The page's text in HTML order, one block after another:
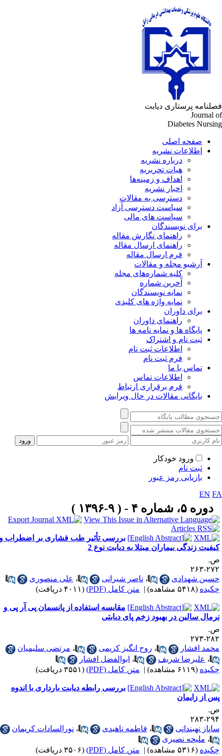
پرستاری دیابت
Journal
Diabetes
صفحه اصلی
اطلاعات نشریه
درباره نشریه
هیات تحریریه
اهداف و زمینه‌ها
اخبار نشریه
دسترسی به مقالات
سیاست دسترسی آزاد
سیاست های مالی
برای نویسندگان
راهنمای نگارش مقاله
راهنمای ارسال مقاله
فرم ارسال مقاله
آرشیو مجله و مقالات
کلیه شماره‌های مجله
آخرین شماره
نمایه نویسندگان
نمایه واژه های کلیدی
برای داوران
راهنمای داوران
پایگاه ها و نمایه نامه ها
ثبت نام و اشتراک
اطلاعات ثبت نام
فرم ثبت نام
تماس با ما
اطلاعات تماس
فرم برقراری ارتباط
بایگانی مقالات در حال ویرایش
ورود خودکار
ثبت نام
بازیابی رمز عبور
EN
دوره ۵، شماره ۴ - ( ۹-۱۳۹۶ )
بررسی تأثیر طب فشاری بر اضطراب و
زندگی بیماران مبتلا به دیابت نوع 2
۲۶۳
شهدادی
،ناصر شیرانی ،علی منصوری
(۵۴۱۸ مشاهده) | متن کامل (PDF) (۴۰۱۱ دریافت)
مقایسه استفاده از پانسمان پی آر پی و
سالین در بهبود زخم پای دیابتی
۲۷۳
افشار
،روح انگیز کریمی ،مرتضی سلیمیان
،علیرضا شریف ،ابوالفضل افشار
(۶۱۱۹ مشاهده) | متن کامل (PDF) (۳۵۵۱ دریافت)
بررسی رابطه دیابت بارداری با اندوه
از زایمان
۲۸۳
نهبندانی
،فاطمه ناهیدی ،نورالسادات کریمان
،ملیحه نصیری
(۵۳۱۶ مشاهده) | متن کامل (PDF) (۳۵۰۶ دریافت)